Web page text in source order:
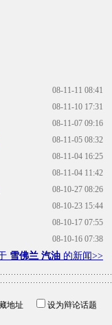
08-11-11 08:41
08-11-10 17:31
08-11-07 09:16
08-11-05 08:32
08-11-04 16:25
08-11-04 11:42
08-10-27 08:26
08-10-23 15:44
08-10-17 07:55
08-10-16 07:38
雪佛兰 汽油 的新闻>>
地址
设为辩论话题